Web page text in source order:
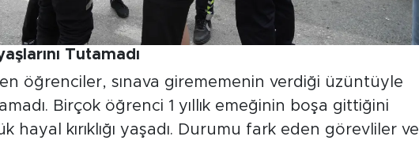
Tutamadı
öğrenciler, sınava girememenin verdiği üzüntüyle
Birçok öğrenci 1 yıllık emeğinin boşa gittiğini
hayal kırıklığı yaşadı. Durumu fark eden görevliler ve